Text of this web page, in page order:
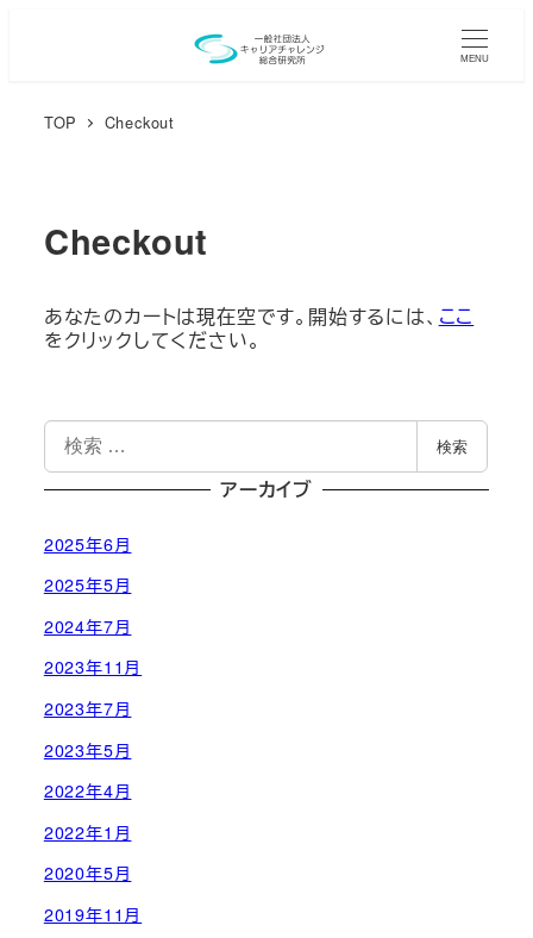
MENU
TOP Checkout
Checkout
あなたのカートは現在空です。開始するには、 ここ
をクリックしてください。
索
検索
アーカイブ
2025年6月
2025年5月
2024年7月
2023年11月
2023年7月
2023年5月
2022年4月
2022年1月
2020年5月
2019年11月